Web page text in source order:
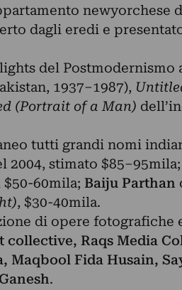
newyorchese
dagli eredi e
del
1937–1987),
(Portrait of a Man)
tutti grandi nomi
2004, stimato $85–95mila;
$50-60mila; Baiju Parthan
, $30-40mila.
di opere fotografiche
collective, Raqs Media
Maqbool Fida Husain,
.